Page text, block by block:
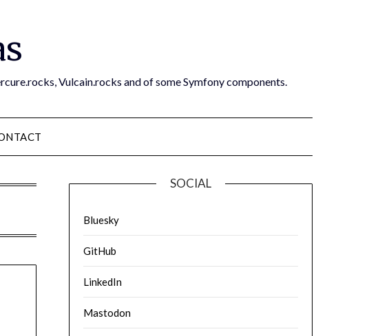
Vulcain.rocks and of some Symfony components.
SOCIAL
Bluesky
GitHub
LinkedIn
Mastodon